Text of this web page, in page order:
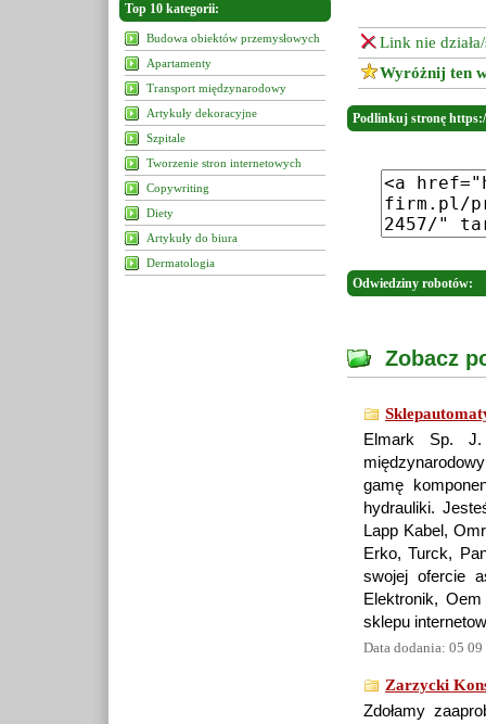
Top 10 kategorii:
Budowa obiektów przemysłowych
Apartamenty
Transport międzynarodowy
Artykuły dekoracyjne
Szpitale
Tworzenie stron internetowych
Copywriting
Diety
Artykuły do biura
Dermatologia
Link nie
Wyróżnij ten
Podlinkuj stronę
Odwiedziny robotów:
Zobacz
Elmark Sp.
gamę
hydrauliki.
Lapp Kabel,
Erko, Turck,
swojej ofercie
Elektronik,
sklepu
Data dodania: 05
Zarzycki
Zdołamy